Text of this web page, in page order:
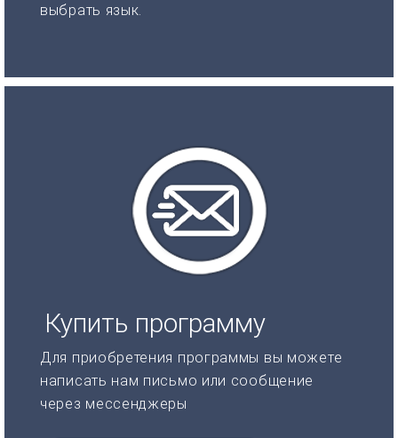
выбрать язык.
Купить программу
Для приобретения программы вы можете
написать нам письмо или сообщение
через мессенджеры